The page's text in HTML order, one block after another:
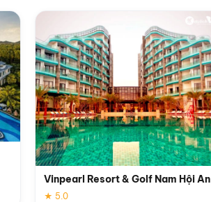
Vinpearl Resort & Golf Nam Hội An
★ 5.0